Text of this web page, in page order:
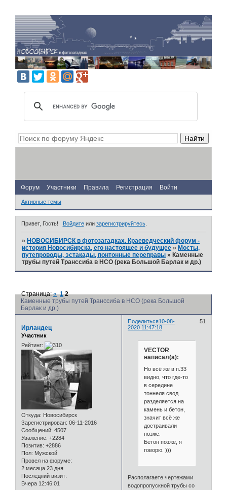
Форум Участники Правила Регистрация Войти
Активные темы
Привет, Гость! Войдитеили зарегистрируйтесь.
» НОВОСИБИРСК в фотозагадках. Краеведческий форум -
история Новосибирска, его настоящее и будущее » Мосты,
путепроводы, эстакады, понтонные переправы » Каменные
трубы путей Транссиба в НСО (река Большой Барлак и др.)
Каменные трубы путей Транссиба в НСО (река Большой
Барлак и др.)
Страница:« 1 2
Поделиться 51
10-08-
2020 11:47:18
Ирландец
Участник
Рейтинг:
Откуда: Новосибирск
Зарегистрирован: 06-11-2016
Сообщений: 4507
Уважение: +2284
Позитив: +2886
Пол: Мужской
Провел на форуме:
2 месяца 23 дня
Последний визит:
Вчера 12:46:01
VECTOR
написал(а):
Но всё же в п.33
видно, что где-то
в середине
тоннеля свод
разделяется на
камень и бетон,
значит всё же
достраивали
позже.
Бетон позже, я
говорю. )))
Располагаете чертежами
водопропускной трубы со